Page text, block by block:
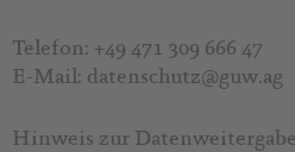
Telefon: +49 471 309 666 47
E-Mail: datenschutz@guw.ag
Hinweis zur